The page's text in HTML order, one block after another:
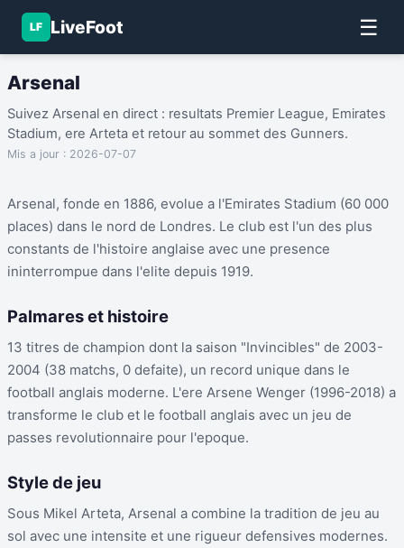
LF LiveFoot ☰
Arsenal
Suivez Arsenal en direct : resultats Premier League, Emirates
Stadium, ere Arteta et retour au sommet des Gunners.
Mis a jour : 2026-07-07
Arsenal, fonde en 1886, evolue a l'Emirates Stadium (60 000
places) dans le nord de Londres. Le club est l'un des plus
constants de l'histoire anglaise avec une presence
ininterrompue dans l'elite depuis 1919.
Palmares et histoire
13 titres de champion dont la saison "Invincibles" de 2003-
2004 (38 matchs, 0 defaite), un record unique dans le
football anglais moderne. L'ere Arsene Wenger (1996-2018) a
transforme le club et le football anglais avec un jeu de
passes revolutionnaire pour l'epoque.
Style de jeu
Sous Mikel Arteta, Arsenal a combine la tradition de jeu au
sol avec une intensite et une rigueur defensives modernes.